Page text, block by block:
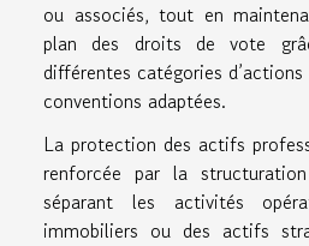
ou associés, tout en
plan des droits de vote
différentes catégories
conventions adaptées.
La protection des actifs
renforcée par la
séparant les activités
immobiliers ou des actifs